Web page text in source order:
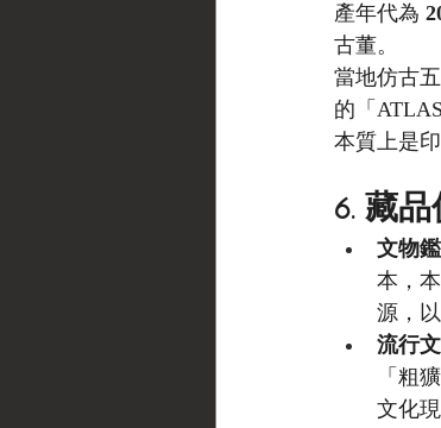
產年代為
古董。
當地仿古
的「
本質上是
6. 藏
文物
本，
源，
流行
「粗
文化現